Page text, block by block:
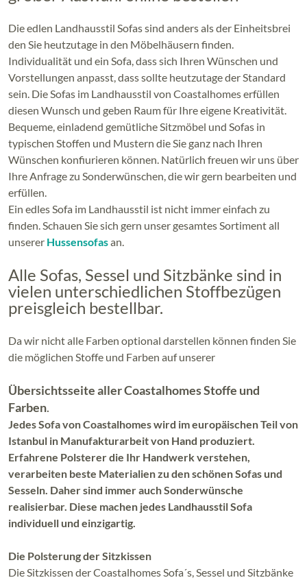
Die edlen Landhausstil Sofas sind anders als der Einheitsbrei
den Sie heutzutage in den Möbelhäusern finden.
Individualität und ein Sofa, dass sich Ihren Wünschen und
Vorstellungen anpasst, dass sollte heutzutage der Standard
sein. Die Sofas im Landhausstil von Coastalhomes erfüllen
diesen Wunsch und geben Raum für Ihre eigene Kreativität.
Bequeme, einladend gemütliche Sitzmöbel und Sofas in
typischen Stoffen und Mustern die Sie ganz nach Ihren
Wünschen konfiurieren können. Natürlich freuen wir uns über
Ihre Anfrage zu Sonderwünschen, die wir gern bearbeiten und
erfüllen.
Ein edles Sofa im Landhausstil ist nicht immer einfach zu
finden. Schauen Sie sich gern unser gesamtes Sortiment all
unserer Hussensofasan.
Alle Sofas, Sessel und Sitzbänke sind in
vielen unterschiedlichen Stoffbezügen
preisgleich bestellbar.
Da wir nicht alle Farben optional darstellen können finden Sie
die möglichen Stoffe und Farben auf unserer
Übersichtsseite aller Coastalhomes Stoffe und
Farben.
Jedes Sofa von Coastalhomes wird im europäischen Teil von
Istanbul in Manufakturarbeit von Hand produziert.
Erfahrene Polsterer die Ihr Handwerk verstehen,
verarbeiten beste Materialien zu den schönen Sofas und
Sesseln. Daher sind immer auch Sonderwünsche
realisierbar. Diese machen jedes Landhausstil Sofa
individuell und einzigartig.
Die Polsterung der Sitzkissen
Die Sitzkissen der Coastalhomes Sofa´s, Sessel und Sitzbänke